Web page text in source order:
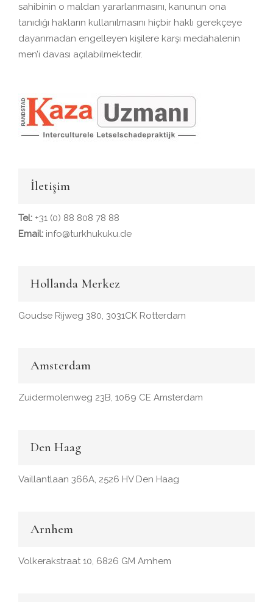
sahibinin o maldan yararlanmasını, kanunun ona
tanıdığı hakların kullanılmasını hiçbir haklı gerekçeye
dayanmadan engelleyen kişilere karşı medahalenin
men’i davası açılabilmektedir.
İletişim
Tel: +31 (0) 88 808 78 88
Email: info@turkhukuku.de
Hollanda Merkez
Goudse Rijweg 380, 3031CK Rotterdam
Amsterdam
Zuidermolenweg 23B, 1069 CE Amsterdam
Den Haag
Vaillantlaan 366A, 2526 HV Den Haag
Arnhem
Volkerakstraat 10, 6826 GM Arnhem